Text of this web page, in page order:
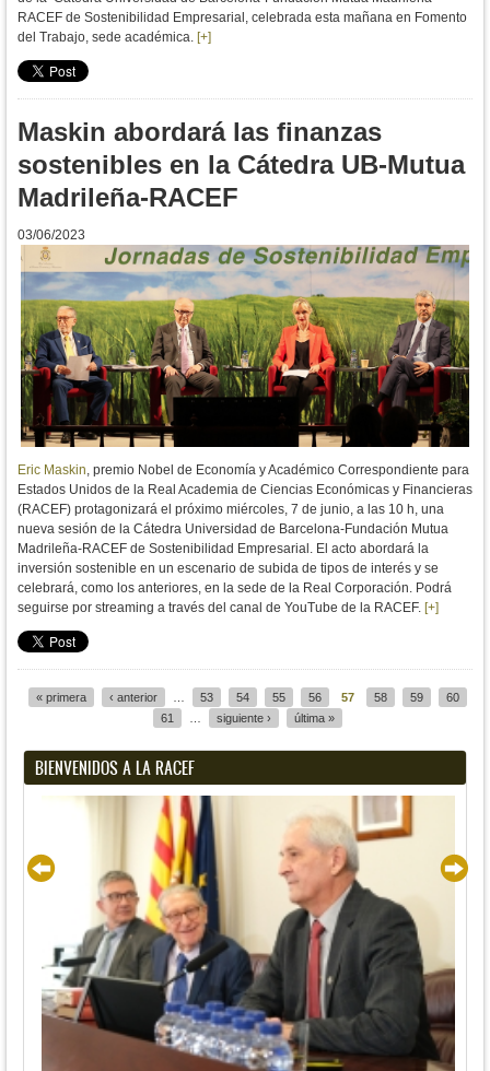
RACEF de Sostenibilidad Empresarial, celebrada esta mañana en Fomento
del Trabajo, sede académica. [+]
Maskin abordará las finanzas
sostenibles en la Cátedra UB-Mutua
Madrileña-RACEF
03/06/2023
Eric Maskin, premio Nobel de Economía y Académico Correspondiente para
Estados Unidos de la Real Academia de Ciencias Económicas y Financieras
(RACEF) protagonizará el próximo miércoles, 7 de junio, a las 10 h, una
nueva sesión de la Cátedra Universidad de Barcelona-Fundación Mutua
Madrileña-RACEF de Sostenibilidad Empresarial. El acto abordará la
inversión sostenible en un escenario de subida de tipos de interés y se
celebrará, como los anteriores, en la sede de la Real Corporación. Podrá
seguirse por streaming a través del canal de YouTube de la RACEF. [+]
« primera ‹ anterior 53 54 55 56 57 58 59
60
61
siguiente › última »
BIENVENIDOS A LA RACEF